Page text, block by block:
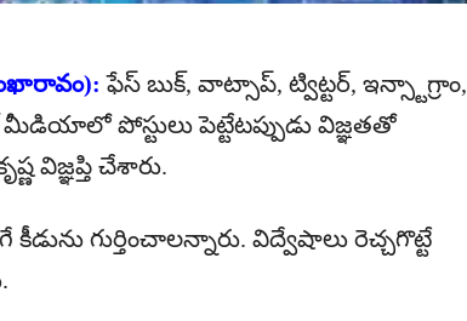
ఫేస్ బుక్, వాట్సాప్, ట్విట్టర్, ఇన్స్టాగ్రాం,
పోస్టులు పెట్టేటప్పుడు విజ్ఞతతో
విజ్ఞప్తి చేశారు.
గుర్తించాలన్నారు. విద్వేషాలు రెచ్చగొట్టే